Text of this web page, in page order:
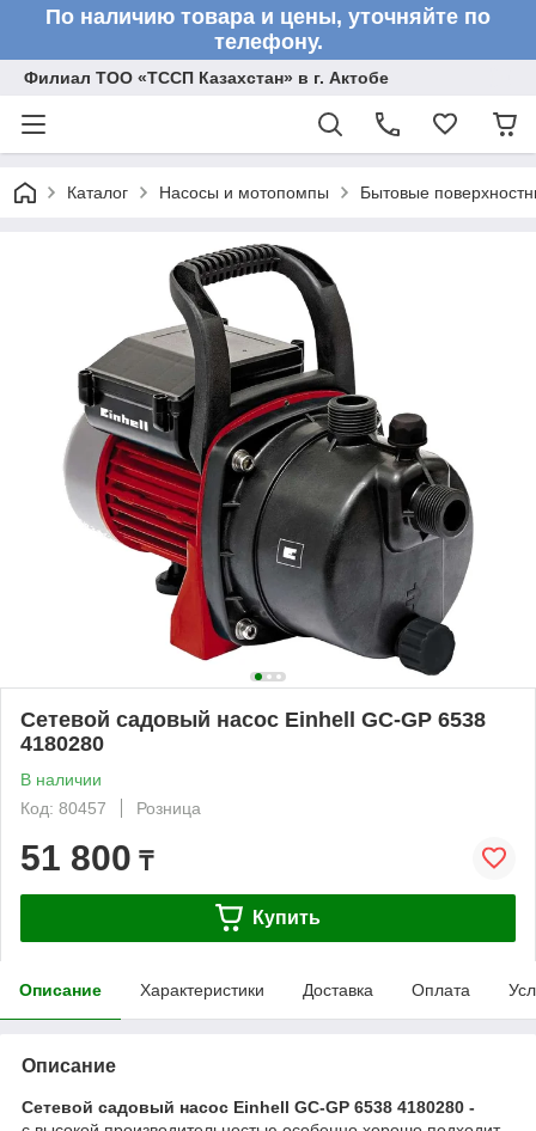
По наличию товара и цены, уточняйте по
телефону.
Филиал ТОО «ТССП Казахстан» в г. Актобе
Каталог Насосы и мотопомпы Бытовые
Сетевой садовый насос Einhell GC-GP 6538
4180280
В наличии
Код: 80457
Розница
51 800 ₸
Купить
Описание Характеристики Доставка Оплата
Описание
Сетевой садовый насос Einhell GC-GP 6538 4180280 -